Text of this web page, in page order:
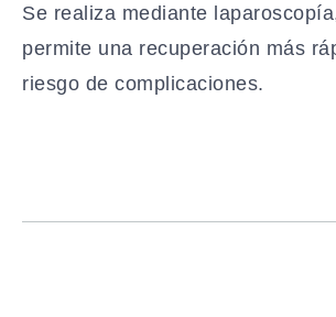
Se realiza mediante
permite una recuperación más
riesgo de complicaciones.